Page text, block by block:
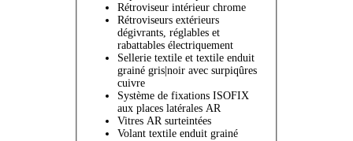
Rétroviseur intérieur chrome
Rétroviseurs extérieurs
dégivrants, réglables et
rabattables électriquement
Sellerie textile et textile enduit
grainé gris|noir avec surpiqûres
cuivre
Système de fixations ISOFIX
aux places latérales AR
Vitres AR surteintées
Volant textile enduit grainé